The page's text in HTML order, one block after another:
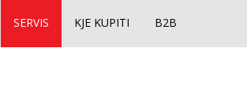
SERVIS KJE KUPITI B2B